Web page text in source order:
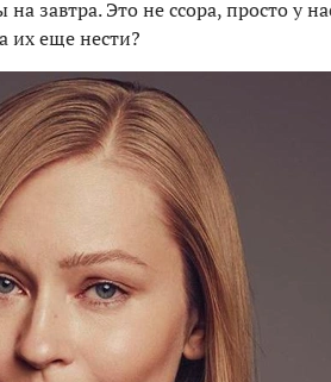
завтра. Это не ссора, просто у
их еще нести?